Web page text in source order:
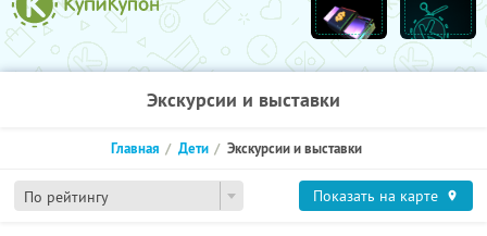
Экскурсии и выставки
По рейтингу
Главная Дети Экскурсии и выставки
Показать на карте